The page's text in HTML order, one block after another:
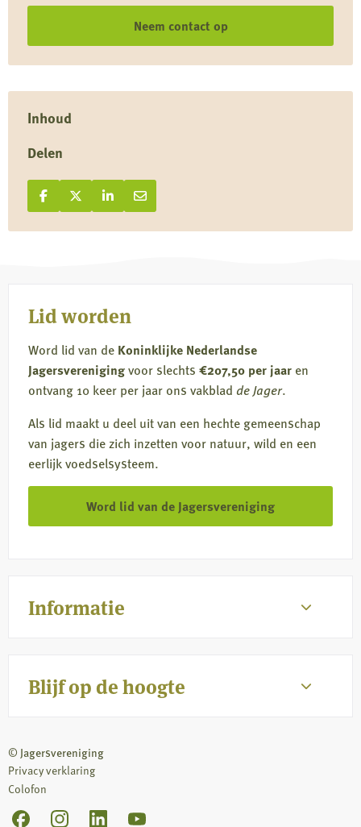
Neem contact op
Inhoud
Delen
Deel op Facebook
Deel
op
Deel op X
Deel
op
Deel op LinkedIn
Deel
op
Deel via e-mail
Deel
via
Informatie
Lid worden
Word lid van de Koninklijke Nederlandse
Jagersverenigingvoor slechts €207,50 per jaar en
ontvang 10 keer per jaar ons vakblad de Jager.
Als lid maakt u deel uit van een hechte gemeenschap
van jagers die zich inzetten voor natuur, wild en een
eerlijk voedselsysteem.
Word lid van de Jagersvereniging
Blijf op de hoogte
© Jagersvereniging
Privacy verklaring
Colofon